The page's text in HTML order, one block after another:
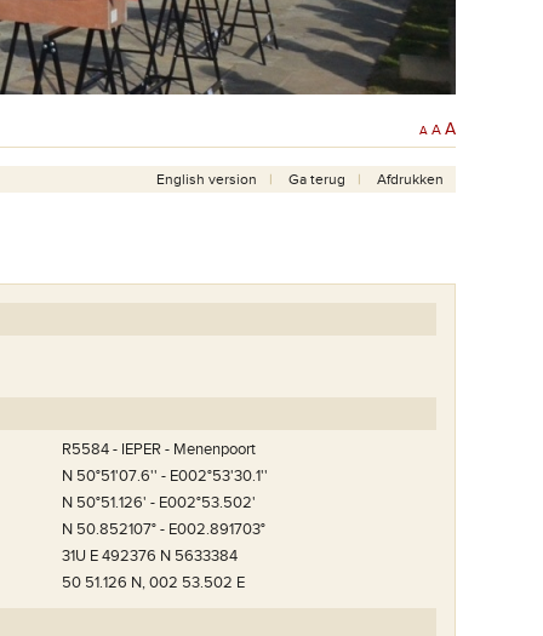
A A A
English version Ga terug Afdrukken
en zegende er ook
R5584 - IEPER - Menenpoort
N 50°51'07.6'' - E002°53'30.1''
N 50°51.126' - E002°53.502'
N 50.852107° - E002.891703°
31U E 492376 N 5633384
50 51.126 N, 002 53.502 E